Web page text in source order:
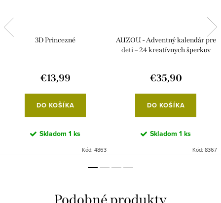
3D Princezné
€13,99
DO KOŠÍKA
Skladom 1 ks
Kód: 4863
AUZOU - Adventný kalendár pre
deti – 24 kreatívnych šperkov
€35,90
DO KOŠÍKA
Skladom 1 ks
Kód: 8367